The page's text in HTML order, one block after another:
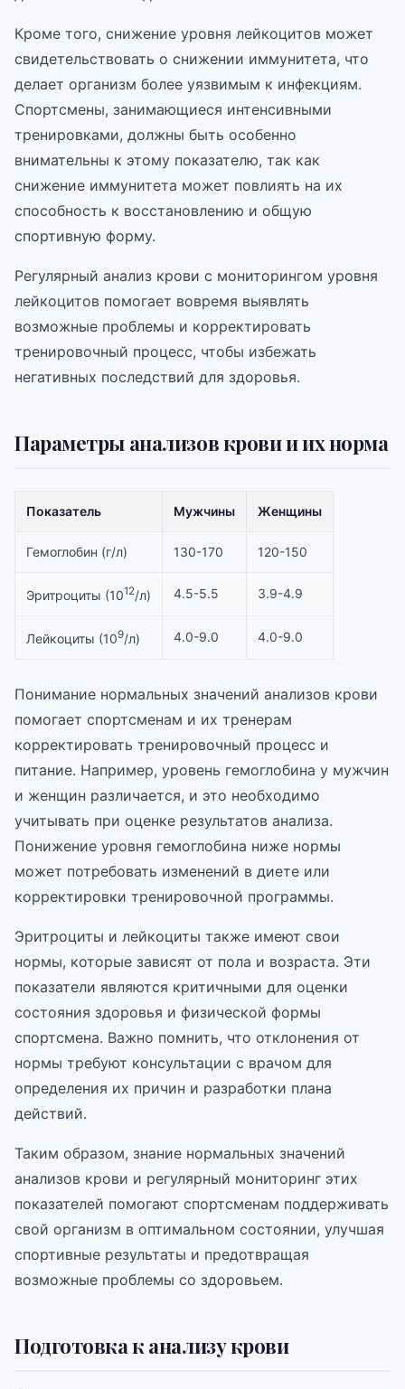
Кроме того, снижение уровня лейкоцитов может
свидетельствовать о снижении иммунитета, что
делает организм более уязвимым к инфекциям.
Спортсмены, занимающиеся интенсивными
тренировками, должны быть особенно
внимательны к этому показателю, так как
снижение иммунитета может повлиять на их
способность к восстановлению и общую
спортивную форму.
Регулярный анализ крови с мониторингом уровня
лейкоцитов помогает вовремя выявлять
возможные проблемы и корректировать
тренировочный процесс, чтобы избежать
негативных последствий для здоровья.
Параметры анализов крови и их норма
Показатель Мужчины Женщины
Гемоглобин (г/л) 130-170 120-150
Эритроциты (1012/л) 4.5-5.5 3.9-4.9
Лейкоциты (109/л) 4.0-9.0 4.0-9.0
Понимание нормальных значений анализов крови
помогает спортсменам и их тренерам
корректировать тренировочный процесс и
питание. Например, уровень гемоглобина у мужчин
и женщин различается, и это необходимо
учитывать при оценке результатов анализа.
Понижение уровня гемоглобина ниже нормы
может потребовать изменений в диете или
корректировки тренировочной программы.
Эритроциты и лейкоциты также имеют свои
нормы, которые зависят от пола и возраста. Эти
показатели являются критичными для оценки
состояния здоровья и физической формы
спортсмена. Важно помнить, что отклонения от
нормы требуют консультации с врачом для
определения их причин и разработки плана
действий.
Таким образом, знание нормальных значений
анализов крови и регулярный мониторинг этих
показателей помогают спортсменам поддерживать
свой организм в оптимальном состоянии, улучшая
спортивные результаты и предотвращая
возможные проблемы со здоровьем.
Подготовка к анализу крови